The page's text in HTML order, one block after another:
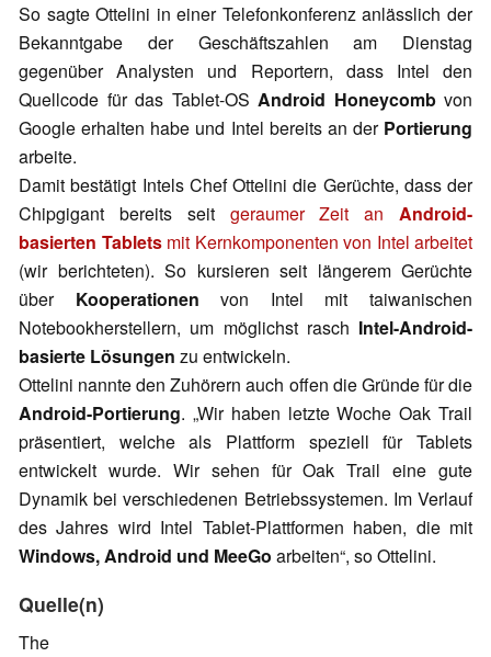
So sagte Ottelini in einer Telefonkonferenz anlässlich der
Bekanntgabe der Geschäftszahlen am Dienstag
gegenüber Analysten und Reportern, dass Intel den
Quellcode für das Tablet-OS Android Honeycombvon
Google erhalten habe und Intel bereits an der Portierung
arbeite.
Damit bestätigt Intels Chef Ottelini die Gerüchte, dass der
Chipgigant bereits seit geraumer Zeit an Android-
basierten Tabletsmit Kernkomponenten von Intel arbeitet
(wir berichteten). So kursieren seit längerem Gerüchte
über Kooperationen von Intel mit taiwanischen
Notebookherstellern, um möglichst rasch Intel-Android-
basierte Lösungen zu entwickeln.
Ottelini nannte den Zuhörern auch offen die Gründe für die
Android-Portierung. „Wir haben letzte Woche Oak Trail
präsentiert, welche als Plattform speziell für Tablets
entwickelt wurde. Wir sehen für Oak Trail eine gute
Dynamik bei verschiedenen Betriebssystemen. Im Verlauf
des Jahres wird Intel Tablet-Plattformen haben, die mit
Windows, Android und MeeGo arbeiten“, so Ottelini.
Quelle(n)
The